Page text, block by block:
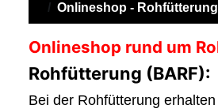
Onlineshop - Rohfütterung
Onlineshop rund um
Rohfütterung (BARF):
Bei der Rohfütterung